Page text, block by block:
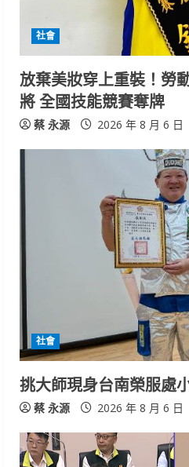
i
n
g
社會
放棄美妝穿上重裝！勞
將 全國技能競賽奪牌
蔡 永源 2026 年 8 月 6 日
社會
挑大師現身台南榮服處
蔡 永源 2026 年 8 月 6 日